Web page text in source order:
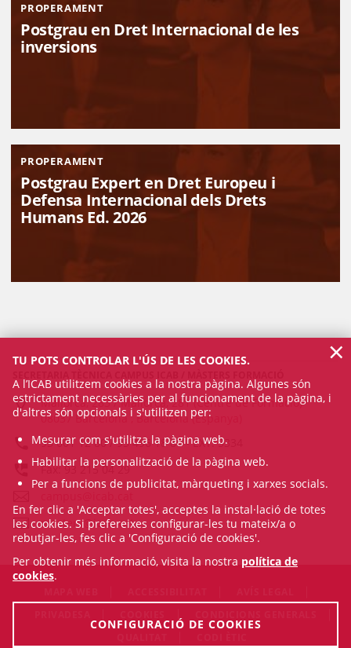
PROPERAMENT
Postgrau en Dret Internacional de les
inversions
PROPERAMENT
Postgrau Expert en Dret Europeu i
Defensa Internacional dels Drets
Humans Ed. 2026
Mallorca, 283 / Mallorca, 281 (Centre de Formació)
08037 Barcelona , Barcelona (Espanya)
93 601 12 80 / 93 496 18 80- EXT.5334
Fax: 93 215 04 29
masters@icab.cat
TU POTS CONTROLAR L'ÚS DE LES COOKIES.
A l’ICAB utilitzem cookies a la nostra pàgina. Algunes són
estrictament necessàries per al funcionament de la pàgina, i
d'altres són opcionals i s'utilitzen per:
Mesurar com s'utilitza la pàgina web.
Habilitar la personalització de la pàgina web.
Per a funcions de publicitat, màrqueting i xarxes socials.
En fer clic a 'Acceptar totes', acceptes la instal·lació de totes
les cookies. Si prefereixes configurar-les tu mateix/a o
rebutjar-les, fes clic a 'Configuració de cookies'.
Per obtenir més informació, visita la nostra política de
cookies.
CONFIGURACIÓ DE COOKIES
×